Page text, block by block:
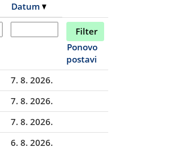
Datum
Ponovo
postavi
7. 8. 2026.
7. 8. 2026.
7. 8. 2026.
6. 8. 2026.